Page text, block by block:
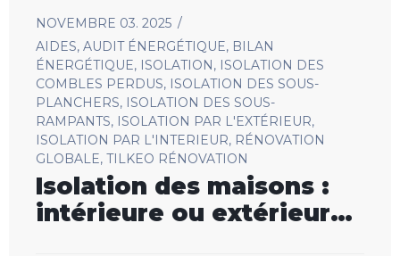
NOVEMBRE 03. 2025
AIDES, AUDIT ÉNERGÉTIQUE, BILAN
ÉNERGÉTIQUE, ISOLATION, ISOLATION DES
COMBLES PERDUS, ISOLATION DES SOUS-
PLANCHERS, ISOLATION DES SOUS-
RAMPANTS, ISOLATION PAR L'EXTÉRIEUR,
ISOLATION PAR L'INTERIEUR, RÉNOVATION
GLOBALE, TILKEO RÉNOVATION
Isolation des maisons :
intérieure ou extérieure,